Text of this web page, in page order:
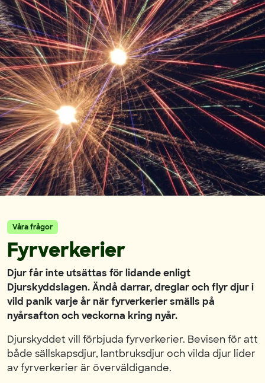
Våra frågor
Fyrverkerier
Djur får inte utsättas för lidande enligt
Djurskyddslagen. Ändå darrar, dreglar och flyr djur i
vild panik varje år när fyrverkerier smälls på
nyårsafton och veckorna kring nyår.
Djurskyddet vill förbjuda fyrverkerier. Bevisen för att
både sällskapsdjur, lantbruksdjur och vilda djur lider
av fyrverkerier är överväldigande.